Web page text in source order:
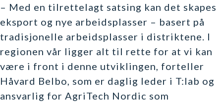
– Med en tilrettelagt satsing kan det skapes
eksport og nye arbeidsplasser – basert på
tradisjonelle arbeidsplasser i distriktene. I
regionen vår ligger alt til rette for at vi kan
være i front i denne utviklingen, forteller
Håvard Belbo, som er daglig leder i T:lab og
ansvarlig for AgriTech Nordic som